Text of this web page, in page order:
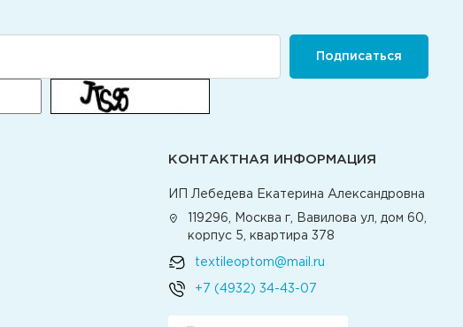
Подписаться
КОНТАКТНАЯ ИНФОРМАЦИЯ
ИП Лебедева Екатерина Александровна
119296, Москва г, Вавилова ул, дом 60,
корпус 5, квартира 378
textileoptom@mail.ru
+7 (4932) 34-43-07